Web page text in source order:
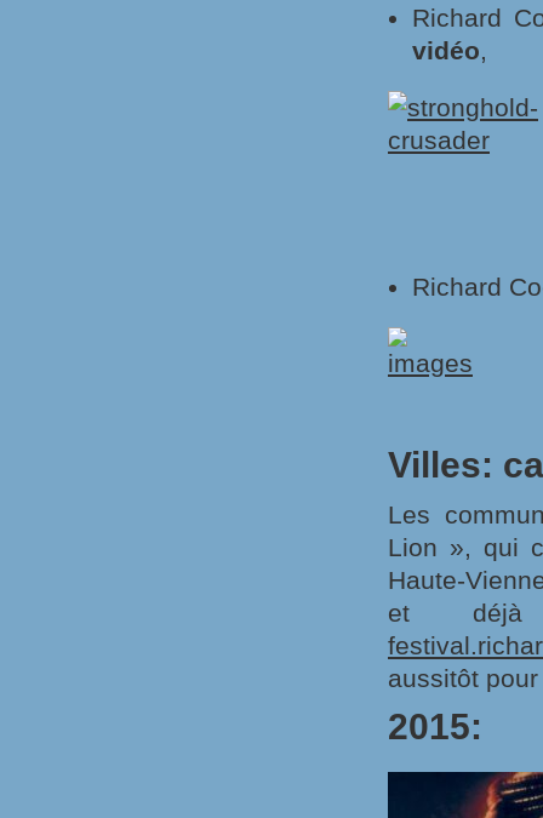
Richard
vidéo,
Richard
Villes:
Les
Lion », qui
Haute-
et
aussitôt
2015: